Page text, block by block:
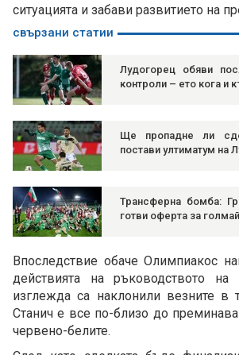
ситуацията и забави развитието на
свързани статии
Лудогорец обяви
контроли – ето кога и
Ще пропадне ли
постави ултиматум на
Трансферна бомба:
готви оферта за
Впоследствие обаче Олимпиакос
действията на ръководството
изглежда са наклонили везните в
Станич е все по-близо до
червено-белите.